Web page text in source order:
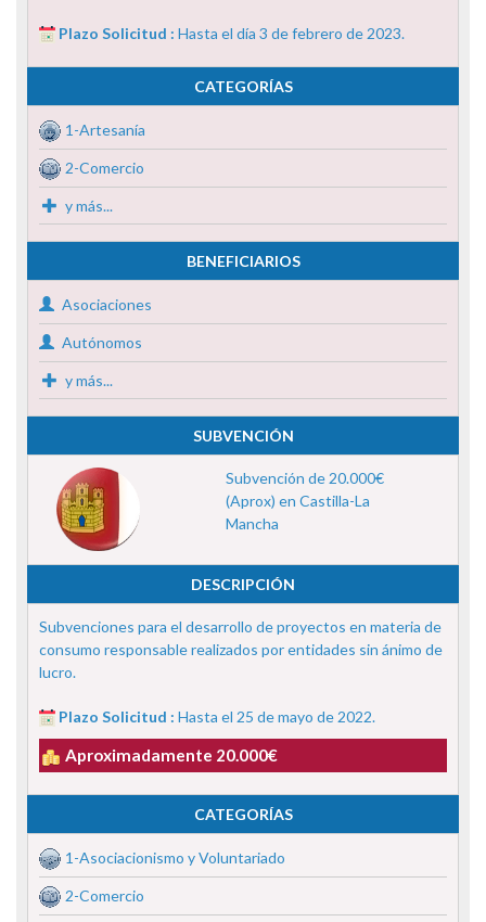
Plazo Solicitud : Hasta el día 3 de febrero de 2023.
CATEGORÍAS
1-Artesanía
2-Comercio
y más...
BENEFICIARIOS
Asociaciones
Autónomos
y más...
SUBVENCIÓN
Subvención de 20.000€
(Aprox) en Castilla-La
Mancha
DESCRIPCIÓN
Subvenciones para el desarrollo de proyectos en materia de
consumo responsable realizados por entidades sin ánimo de
lucro.
Plazo Solicitud : Hasta el 25 de mayo de 2022.
Aproximadamente 20.000€
CATEGORÍAS
1-Asociacionismo y Voluntariado
2-Comercio